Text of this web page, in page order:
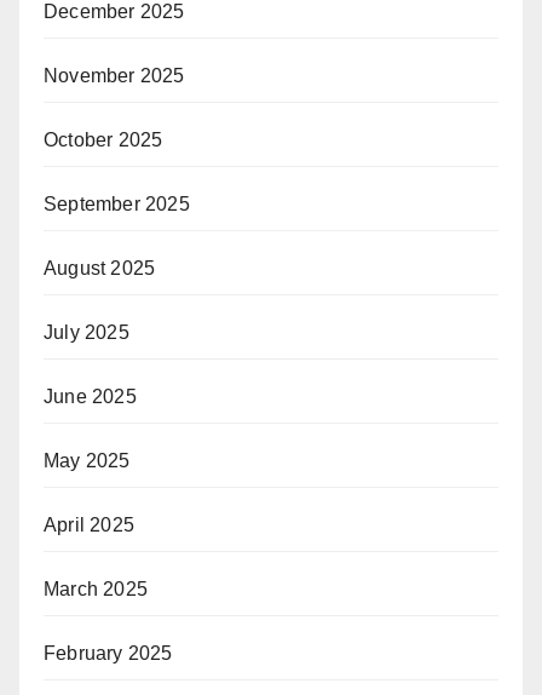
December 2025
November 2025
October 2025
September 2025
August 2025
July 2025
June 2025
May 2025
April 2025
March 2025
February 2025